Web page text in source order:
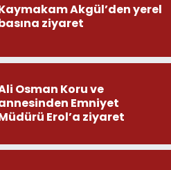
Akgül’den yerel
ziyaret
Osman Koru ve
Emniyet
Erol’a ziyaret